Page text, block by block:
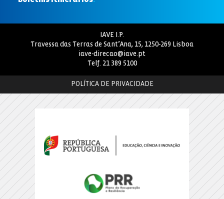
IAVE I.P.
Travessa das Terras de Sant’Ana, 15, 1250-269 Lisboa
iave-direcao@iave.pt
Telf. 21 389 5100
POLÍTICA DE PRIVACIDADE